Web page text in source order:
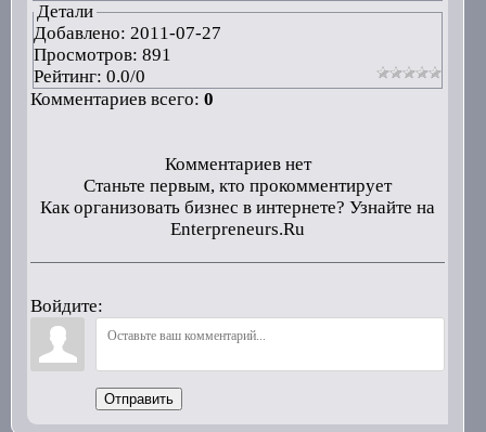
Детали
Добавлено: 2011-07-27
Просмотров: 891
Рейтинг: 0.0/0
Комментариев всего: 0
Комментариев нет
Станьте первым, кто прокомментирует
Как организовать бизнес в интернете? Узнайте на
Enterpreneurs.Ru
Войдите:
Отправить